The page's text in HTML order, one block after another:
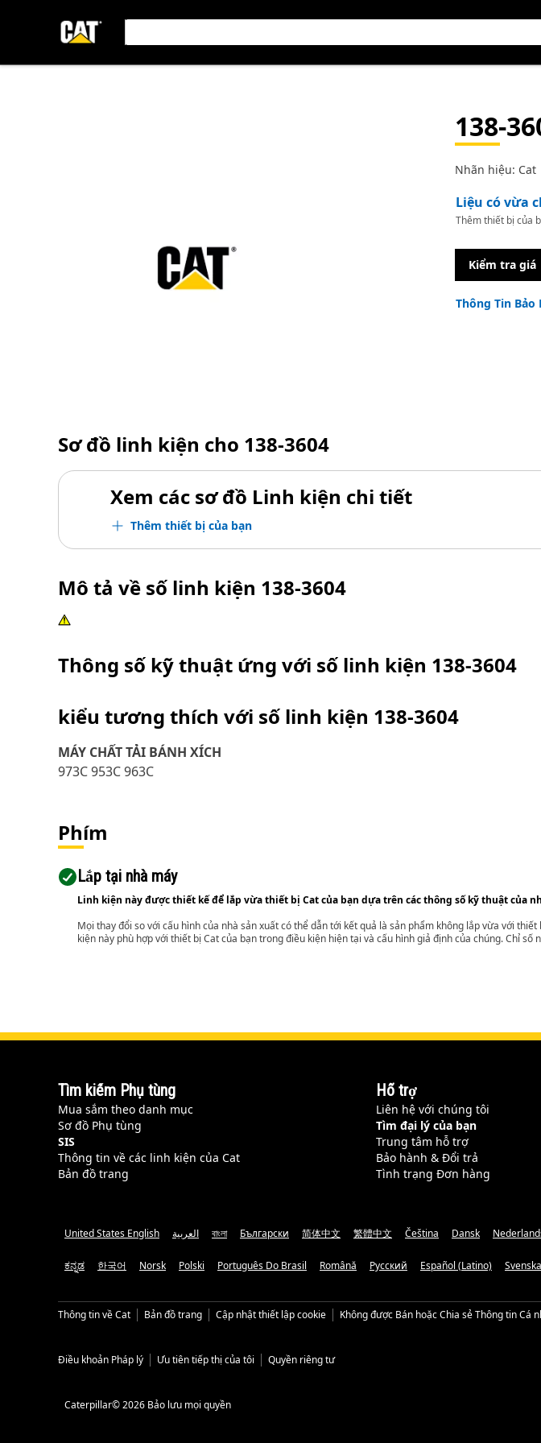
138-
Nhãn hiệu: Cat
Liệu có vừa
Thêm thiết bị của
Kiểm tra giá
Thông Tin Bảo
Sơ đồ linh kiện cho 138-3604
Xem các sơ đồ Linh kiện chi tiết
Thêm thiết bị của bạn
Mô tả về số linh kiện 138-3604
Thông số kỹ thuật ứng với số linh kiện 138-3604
kiểu tương thích với số linh kiện 138-3604
MÁY CHẤT TẢI BÁNH XÍCH
973C 953C 963C
Phím
Lắp tại nhà máy
Linh kiện này được thiết kế để lắp vừa thiết bị Cat của bạn dựa trên các thông số kỹ thuật của
Mọi thay đổi so với cấu hình của nhà sản xuất có thể dẫn tới kết quả là sản phẩm không lắp vừa với
kiện này phù hợp với thiết bị Cat của bạn trong điều kiện hiện tại và cấu hình giả định của chúng. Chỉ
Tìm kiếm Phụ tùng
Mua sắm theo danh mục
Sơ đồ Phụ tùng
SIS
Thông tin về các linh kiện của Cat
Bản đồ trang
Hỗ trợ
Liên hệ với chúng tôi
Tìm đại lý của bạn
Trung tâm hỗ trợ
Bảo hành & Đổi trả
Tình trạng Đơn hàng
United States English العربية বাংলা Български 简体中文 繁體中文 Čeština Dansk
ಕನ್ನಡ 한국어 Norsk Polski Português Do Brasil Română Русский Español (Latino) Svenska
Thông tin về Cat Bản đồ trang Cập nhật thiết lập cookie Không được Bán hoặc Chia sẻ Thông tin Cá
Điều khoản Pháp lý Ưu tiên tiếp thị của tôi Quyền riêng tư
Caterpillar© 2026 Bảo lưu mọi quyền